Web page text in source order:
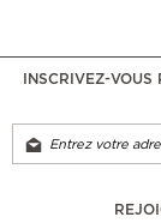
INSCRIVEZ-VOUS